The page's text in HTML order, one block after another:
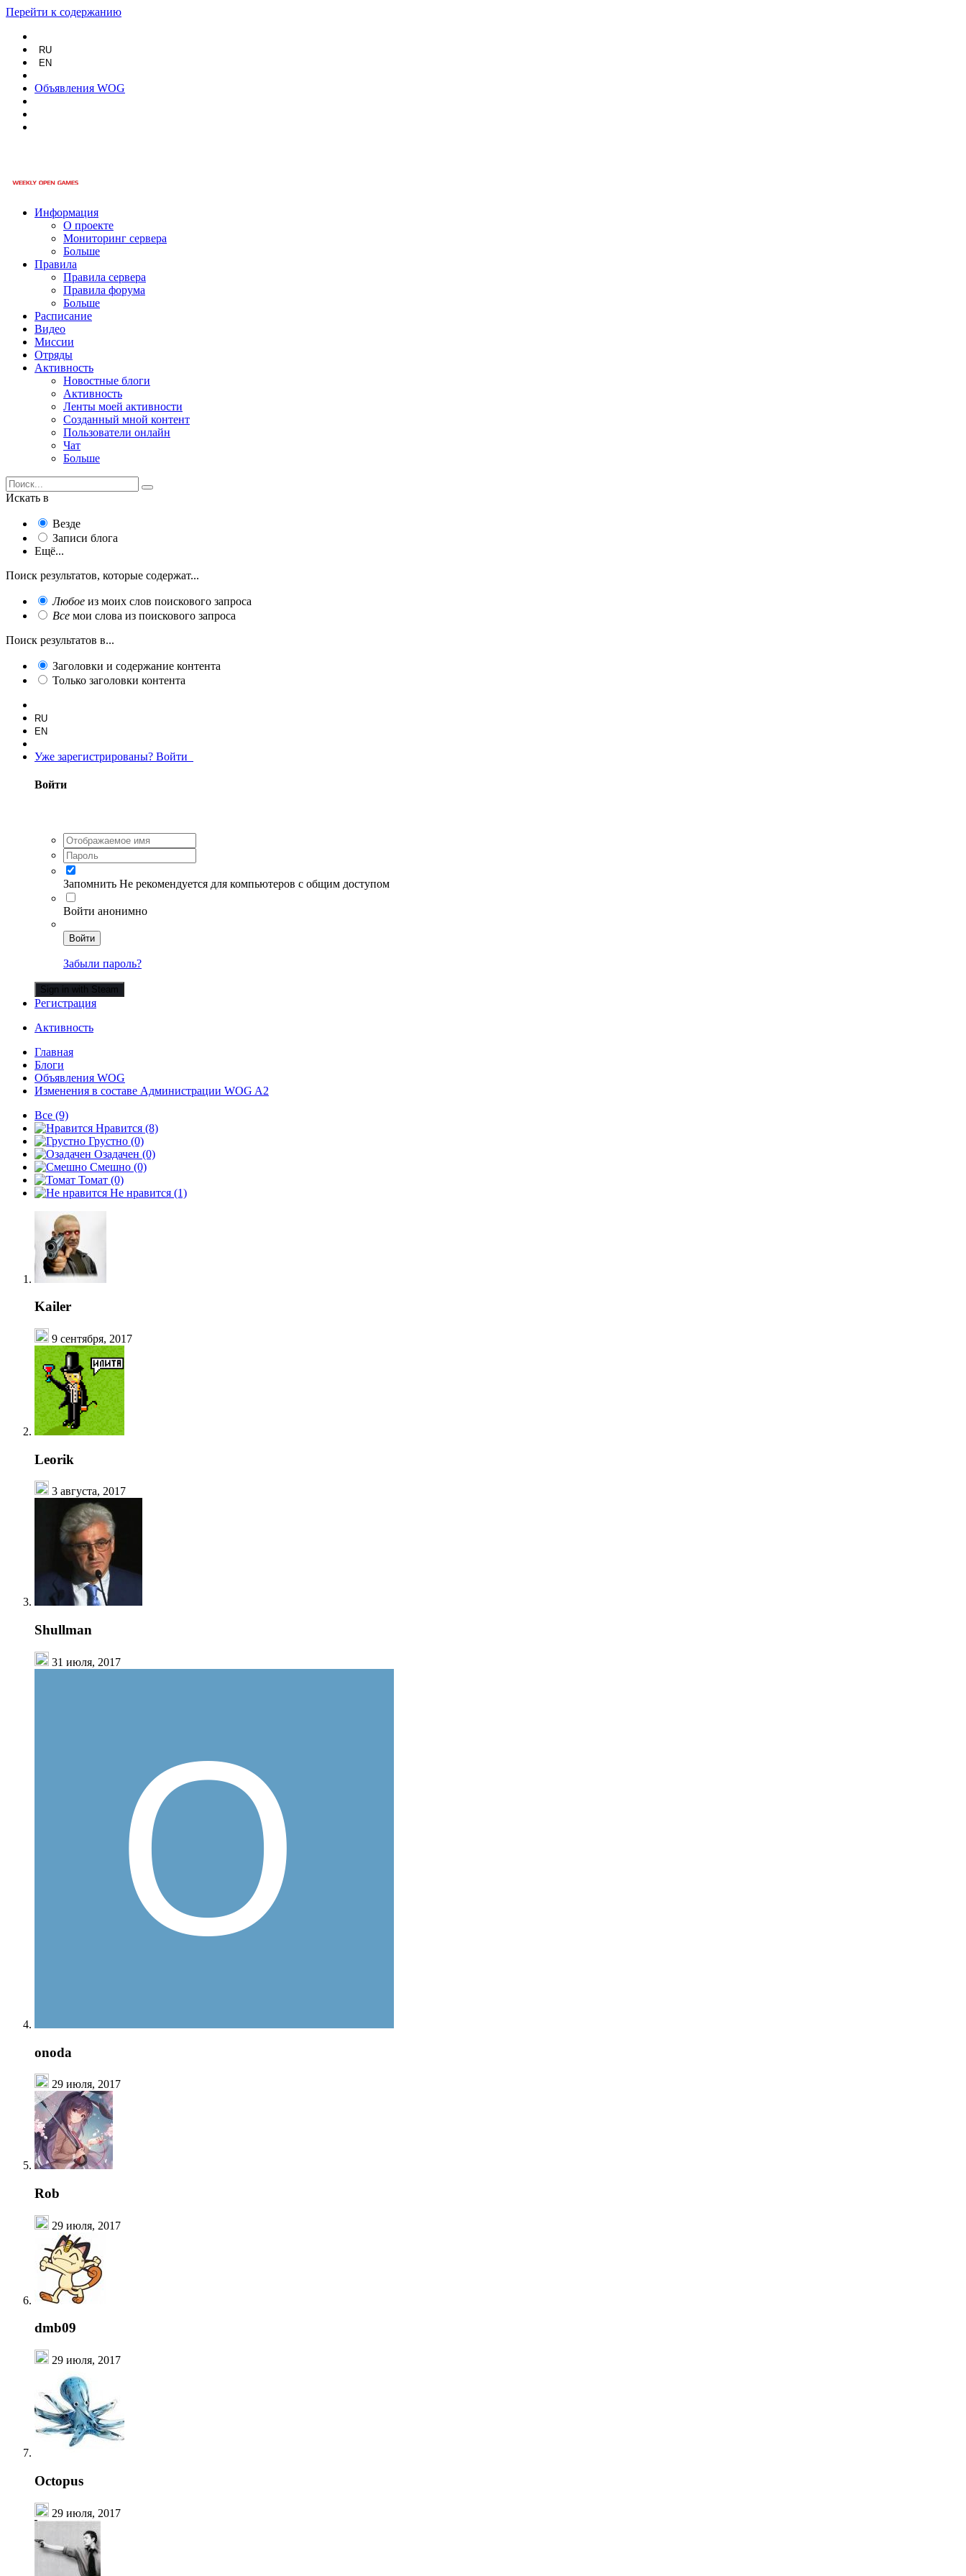
Перейти к содержанию
RU
EN
Объявления WOG
Информация
О проекте
Мониторинг сервера
Больше
Правила
Правила сервера
Правила форума
Больше
Расписание
Видео
Миссии
Отряды
Активность
Новостные блоги
Активность
Ленты моей активности
Созданный мной контент
Пользователи онлайн
Чат
Больше
Искать в
Везде
Записи блога
Ещё...
Поиск результатов, которые содержат...
Любое из моих слов поискового запроса
Все мои слова из поискового запроса
Поиск результатов в...
Заголовки и содержание контента
Только заголовки контента
RU
EN
Уже зарегистрированы? Войти
Войти
Запомнить Не рекомендуется для компьютеров с общим доступом
Войти анонимно
Войти
Забыли пароль?
Sign in with Steam
Регистрация
Активность
Главная
Блоги
Объявления WOG
Изменения в составе Администрации WOG A2
Все (9)
Нравится (8)
Грустно (0)
Озадачен (0)
Смешно (0)
Томат (0)
Не нравится (1)
Kailer
9 сентября, 2017
Leorik
3 августа, 2017
Shullman
31 июля, 2017
onoda
29 июля, 2017
Rob
29 июля, 2017
dmb09
29 июля, 2017
Octopus
29 июля, 2017